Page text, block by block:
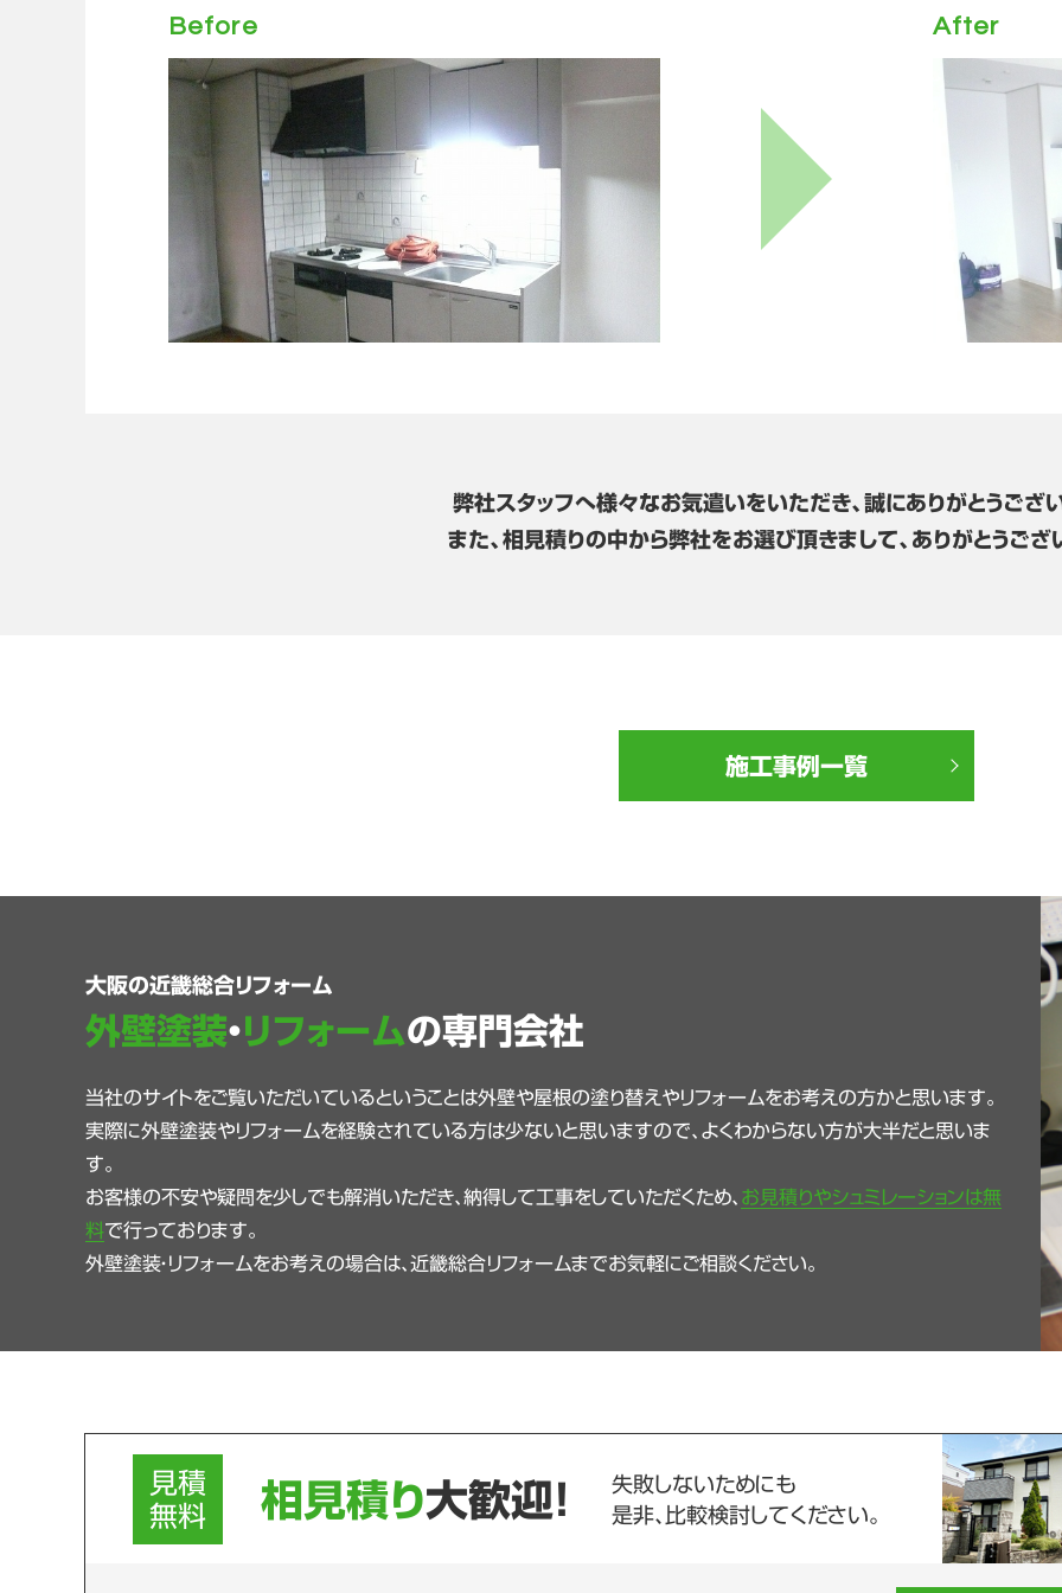
Before After
弊社スタッフへ様々なお気遣いをいただき、誠にありがとうござ
また、相見積りの中から弊社をお選び頂きまして、ありがとうござ
施工事例一覧
大阪の近畿総合リフォーム
外壁塗装・リフォームの専門会社
当社のサイトをご覧いただいているということは外壁や屋根の塗り替えやリフォームをお考えの方かと思います。
実際に外壁塗装やリフォームを経験されている方は少ないと思いますので、よくわからない方が大半だと思いま
す。
お客様の不安や疑問を少しでも解消いただき、納得して工事をしていただくため、 お見積りやシュミレーションは無
料で行っております。
外壁塗装・リフォームをお考えの場合は、近畿総合リフォームまでお気軽にご相談ください。
見積
無料
相見積り大歓迎！
失敗しないためにも
是非、比較検討してください。